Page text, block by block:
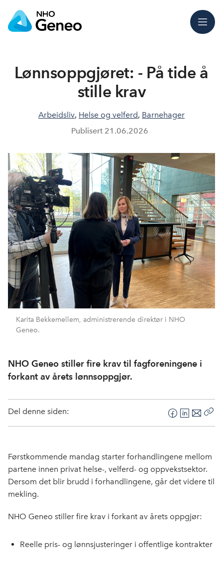
Meny
Lønnsoppgjøret: - På tide å
stille krav
Arbeidsliv, Helse og velferd, Barnehager
Publisert 21.06.2026
Karita Bekkemellem, administrerende direktør i NHO
Geneo.
NHO Geneo stiller fire krav til fagforeningene i
forkant av årets lønnsoppgjør.
Del denne siden:
F
a
e
b
L
i
k
e
d
E
-
o
s
t
Førstkommende mandag starter forhandlingene mellom
partene innen privat helse-, velferd- og oppvekstsektor.
Dersom det blir brudd i forhandlingene, går det videre til
mekling.
NHO Geneo stiller fire krav i forkant av årets oppgjør:
Reelle pris- og lønnsjusteringer i offentlige kontrakter